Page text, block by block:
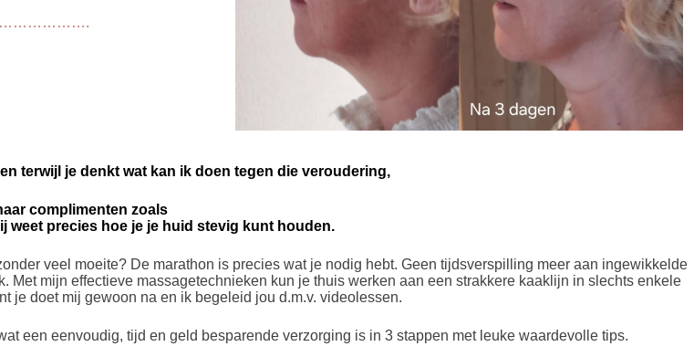
terwijl je denkt wat kan ik doen tegen die veroudering,
complimenten zoals
weet precies hoe je je huid stevig kunt houden.
veel moeite? De marathon is precies wat je nodig hebt. Geen tijdsverspilling meer aan ingewikkelde
mijn effectieve massagetechnieken kun je thuis werken aan een strakkere kaaklijn in slechts enkele
je doet mij gewoon na en ik begeleid jou d.m.v. videolessen.
een eenvoudig, tijd en geld besparende verzorging is in 3 stappen met leuke waardevolle tips.